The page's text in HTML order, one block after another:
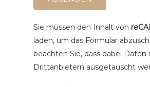
Sie müssen den Inhalt von
laden, um das Formular
beachten Sie, dass dabei Daten
Drittanbietern ausgetauscht